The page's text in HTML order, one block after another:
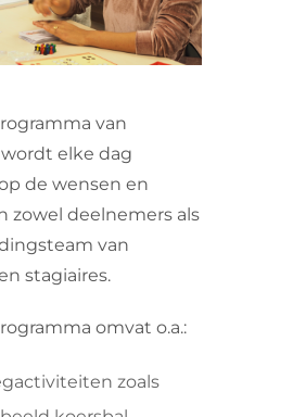
van
elke dag
de wensen en
zowel deelnemers als
van
stagiaires.
omvat o.a.:
zoals